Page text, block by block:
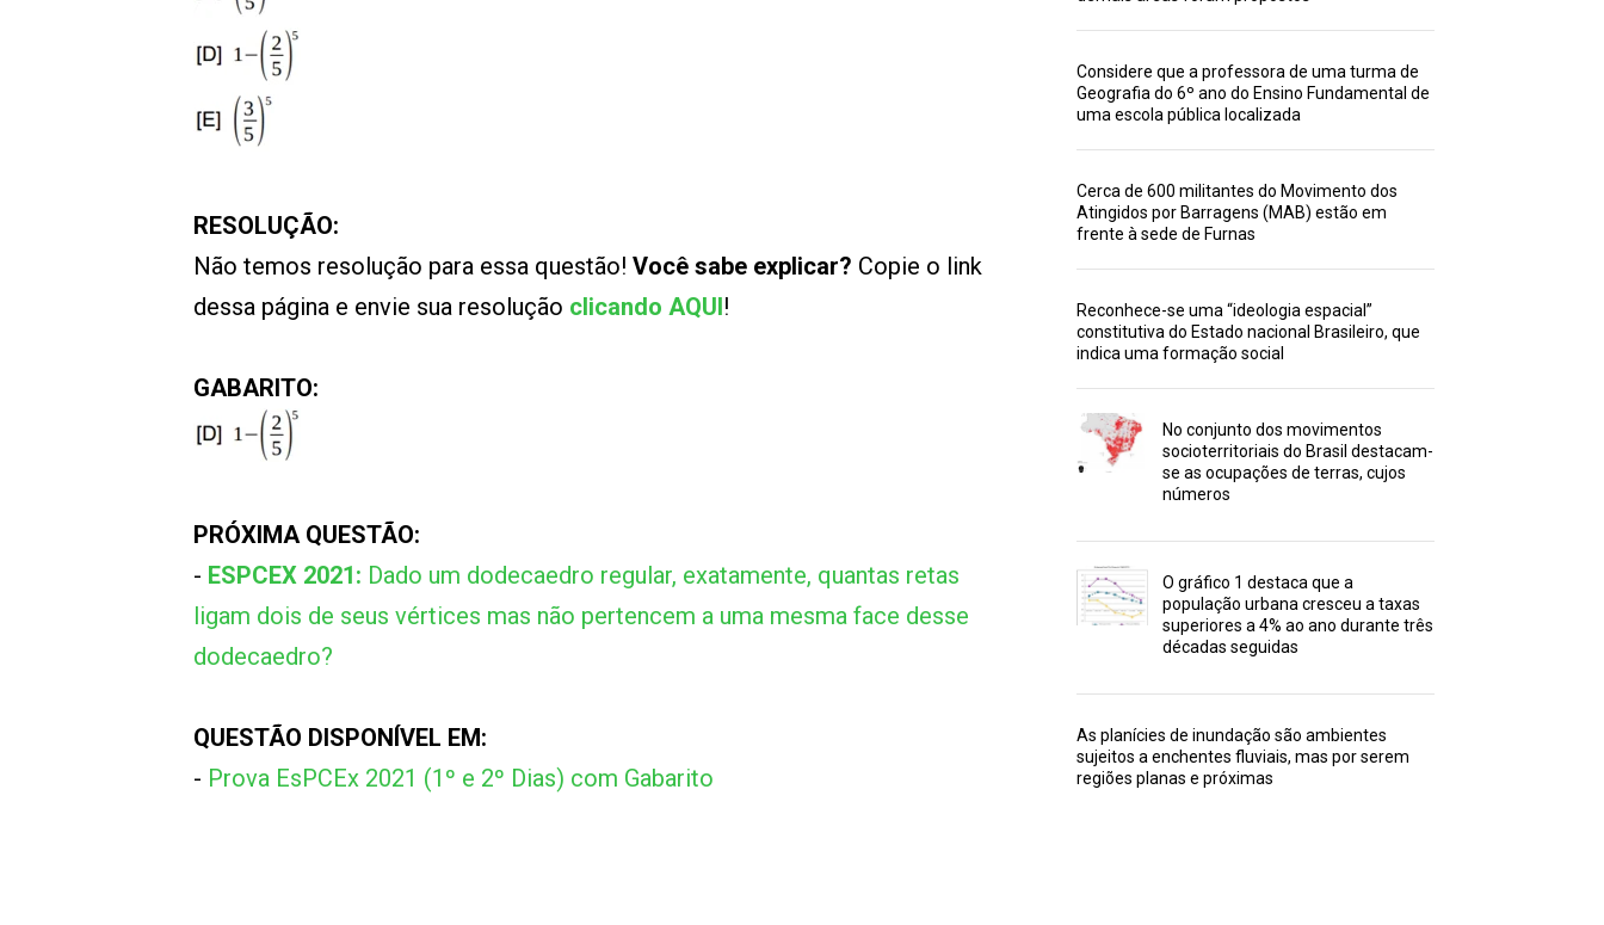
RESOLUÇÃO:
Não temos resolução para essa questão! Você sabe explicar? Copie o link
dessa página e envie sua resolução clicando AQUI!
GABARITO:
PRÓXIMA QUESTÃO:
- ESPCEX 2021: Dado um dodecaedro regular, exatamente, quantas retas
ligam dois de seus vértices mas não pertencem a uma mesma face desse
dodecaedro?
QUESTÃO DISPONÍVEL EM:
- Prova EsPCEx 2021 (1º e 2º Dias) com Gabarito
Considere que a professora de uma turma de
Geografia do 6º ano do Ensino Fundamental de
uma escola pública localizada
Cerca de 600 militantes do Movimento dos
Atingidos por Barragens (MAB) estão em
frente à sede de Furnas
Reconhece-se uma “ideologia espacial”
constitutiva do Estado nacional Brasileiro, que
indica uma formação social
No conjunto dos movimentos
socioterritoriais do Brasil destacam-
se as ocupações de terras, cujos
números
O gráfico 1 destaca que a
população urbana cresceu a taxas
superiores a 4% ao ano durante três
décadas seguidas
As planícies de inundação são ambientes
sujeitos a enchentes fluviais, mas por serem
regiões planas e próximas